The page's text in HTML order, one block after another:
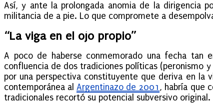
Así, y ante la prolongada anomia de la dirigencia
militancia de a pie. Lo que compromete a
“La viga en el ojo propio”
A poco de haberse conmemorado una fecha
confluencia de dos tradiciones políticas (peronismo
por una perspectiva constituyente que deriva en la
contemporánea alArgentinazo de 2001, habría que
tradicionales recortó su potencial subversivo original.